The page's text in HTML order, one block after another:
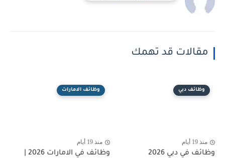
مقالات قد تهمك
وظائف دبي
منذ 19 أيام
وظائف في دبي 2026
وظائف الامارات
منذ 19 أيام